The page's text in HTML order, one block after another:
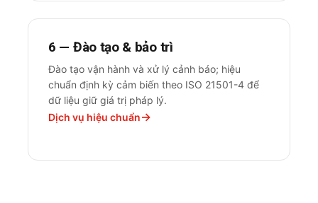
6 — Đào tạo & bảo trì
Đào tạo vận hành và xử lý cảnh báo; hiệu
chuẩn định kỳ cảm biến theo ISO 21501-4 để
dữ liệu giữ giá trị pháp lý.
Dịch vụ hiệu chuẩn